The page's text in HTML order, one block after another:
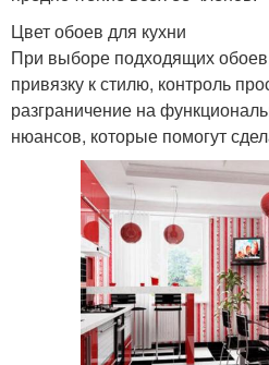
Цвет обоев для кухни
При выборе подходящих
привязку к стилю, контроль
разграничение на
нюансов, которые помогут